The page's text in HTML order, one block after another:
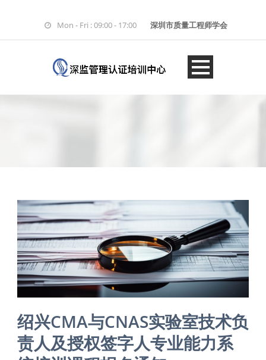
Mon - Fri : 09:00 - 17:00 深圳市质量工程师学会
绍兴CMA与CNAS实验室技术负
责人及授权签字人专业能力系